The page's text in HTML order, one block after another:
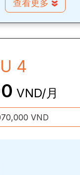
查看更多
4
VND/月